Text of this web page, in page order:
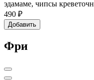
эдамаме, чипсы
490 ₽
Добавить
Фри